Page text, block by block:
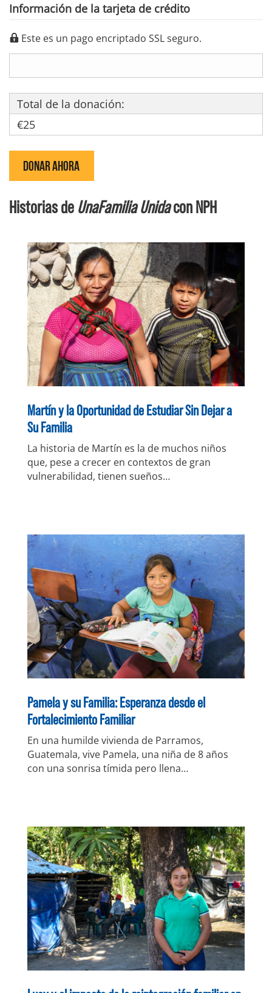
Información de la tarjeta de crédito
Este es un pago encriptado SSL seguro.
Total de la donación:
€25
Historias de UnaFamilia Unidacon NPH
Martín y la Oportunidad de Estudiar Sin Dejar a
Su Familia
La historia de Martín es la de muchos niños
que, pese a crecer en contextos de gran
vulnerabilidad, tienen sueños…
Pamela y su Familia: Esperanza desde el
Fortalecimiento Familiar
En una humilde vivienda de Parramos,
Guatemala, vive Pamela, una niña de 8 años
con una sonrisa tímida pero llena…